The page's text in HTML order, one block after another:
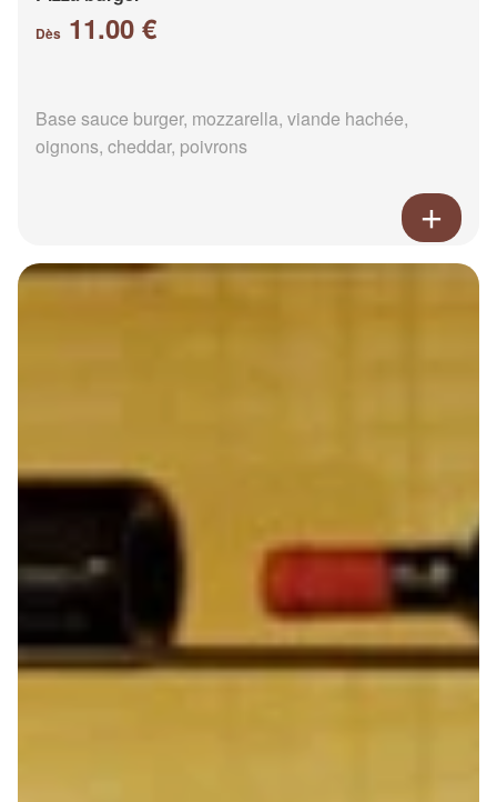
Dès 11.00 €
Base sauce burger, mozzarella, viande hachée,
oignons, cheddar, poivrons